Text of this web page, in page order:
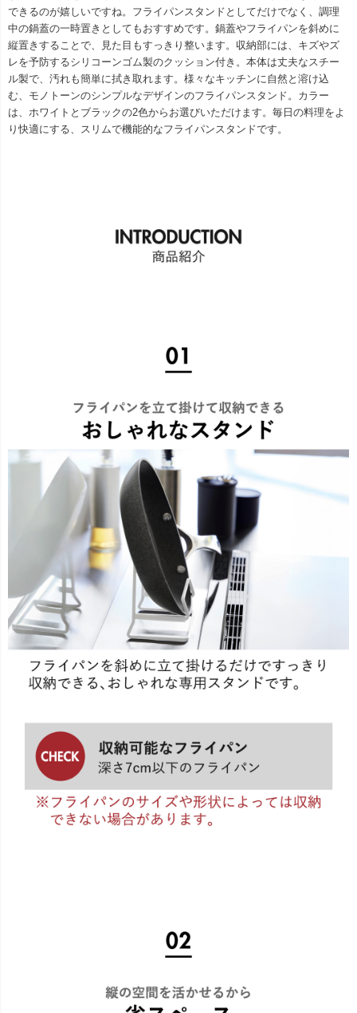
できるのが嬉しいですね。フライパンスタンドとしてだけでなく、調理
中の鍋蓋の一時置きとしてもおすすめです。鍋蓋やフライパンを斜めに
縦置きすることで、見た目もすっきり整います。収納部には、キズやズ
レを予防するシリコーンゴム製のクッション付き。本体は丈夫なスチー
ル製で、汚れも簡単に拭き取れます。様々なキッチンに自然と溶け込
む、モノトーンのシンプルなデザインのフライパンスタンド。カラー
は、ホワイトとブラックの2色からお選びいただけます。毎日の料理をよ
り快適にする、スリムで機能的なフライパンスタンドです。